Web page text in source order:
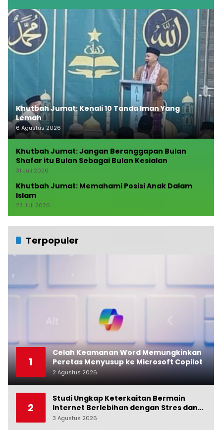
Khutbah Jumat: Kenali 10 Tanda Iman Yang
Lemah
6 Agustus 2026
Khutbah Jumat: Jangan Beranggapan Bulan
Shafar itu Bulan Sebagai Bulan Kesialan
31 Juli 2026
Khutbah Jumat: Memahami Posisi Anak Dalam
Islam
23 Juli 2026
Terpopuler
1
Celah Keamanan Word Memungkinkan
Peretas Menyusup ke Microsoft Copilot
2 Agustus 2026
2
Studi Ungkap Keterkaitan Bermain
Internet Berlebihan dengan Stres dan
Suasana Hati
3 Agustus 2026